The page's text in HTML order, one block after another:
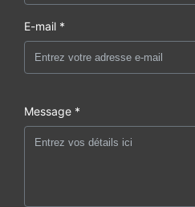
E-mail *
Message *